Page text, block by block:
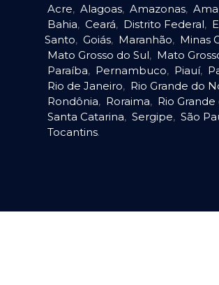
Acre, Alagoas, Amazonas,
Bahia, Ceará, Distrito Federal,
Santo, Goiás, Maranhão, Minas
Mato Grosso do Sul, Mato
Paraíba, Pernambuco, Piauí,
Rio de Janeiro, Rio Grande do
Rondônia, Roraima, Rio Grande
Santa Catarina, Sergipe, São
Tocantins.